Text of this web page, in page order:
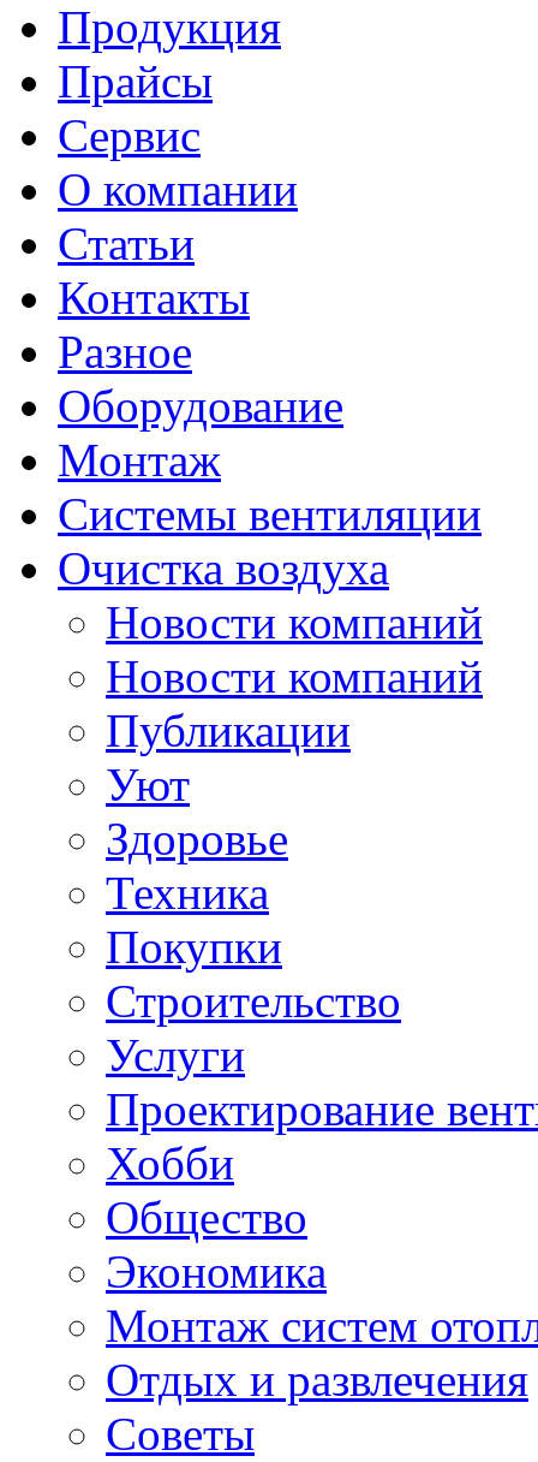
Продукция
Прайсы
Сервис
О компании
Статьи
Контакты
Разное
Оборудование
Монтаж
Системы вентиляции
Очистка воздуха
Новости компаний
Новости компаний
Публикации
Уют
Здоровье
Техника
Покупки
Строительство
Услуги
Проектирование
Хобби
Общество
Экономика
Монтаж систем
Отдых и развлечения
Советы